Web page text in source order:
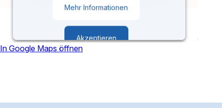
Mehr Informationen
Akzeptieren
In Google Maps öffnen